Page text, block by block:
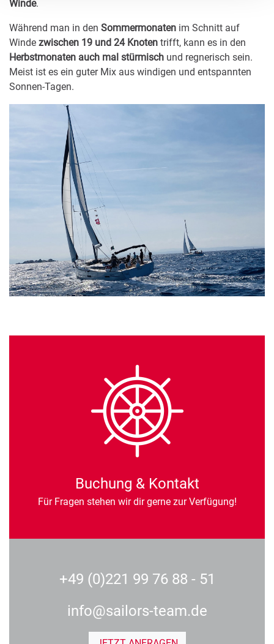
Winde.
Während man in den Sommermonaten im Schnitt auf
Winde zwischen 19 und 24 Knoten trifft, kann es in den
Herbstmonaten auch mal stürmisch und regnerisch sein.
Meist ist es ein guter Mix aus windigen und entspannten
Sonnen-Tagen.
Buchung & Kontakt
Für Fragen stehen wir dir gerne zur Verfügung!
+49 (0)221 99 76 88 - 51
info@sailors-team.de